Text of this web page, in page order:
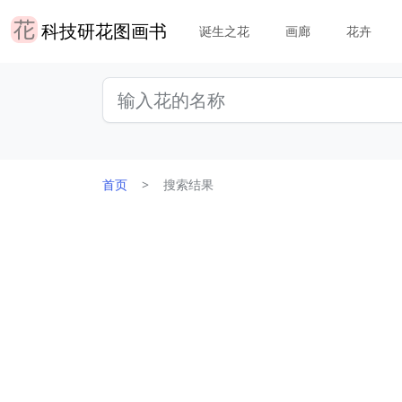
科技研花图画书 诞生之花 画廊 花卉
首页 搜索结果